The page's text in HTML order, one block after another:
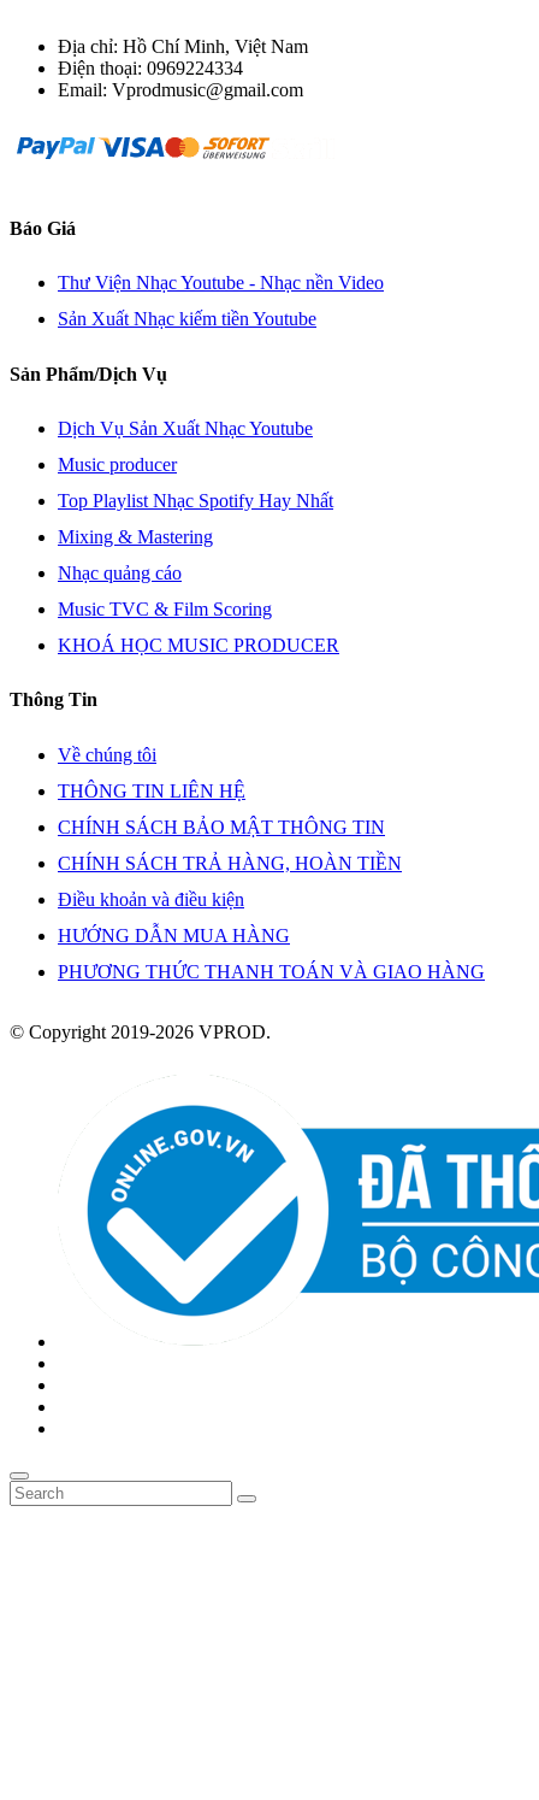
Địa chỉ: Hồ Chí Minh, Việt Nam
Điện thoại: 0969224334
Email: Vprodmusic@gmail.com
Báo Giá
Thư Viện Nhạc Youtube - Nhạc nền Video
Sản Xuất Nhạc kiếm tiền Youtube
Sản Phẩm/Dịch Vụ
Dịch Vụ Sản Xuất Nhạc Youtube
Music producer
Top Playlist Nhạc Spotify Hay Nhất
Mixing & Mastering
Nhạc quảng cáo
Music TVC & Film Scoring
KHOÁ HỌC MUSIC PRODUCER
Thông Tin
Về chúng tôi
THÔNG TIN LIÊN HỆ
CHÍNH SÁCH BẢO MẬT THÔNG TIN
CHÍNH SÁCH TRẢ HÀNG, HOÀN TIỀN
Điều khoản và điều kiện
HƯỚNG DẪN MUA HÀNG
PHƯƠNG THỨC THANH TOÁN VÀ GIAO HÀNG
© Copyright 2019-2026 VPROD.